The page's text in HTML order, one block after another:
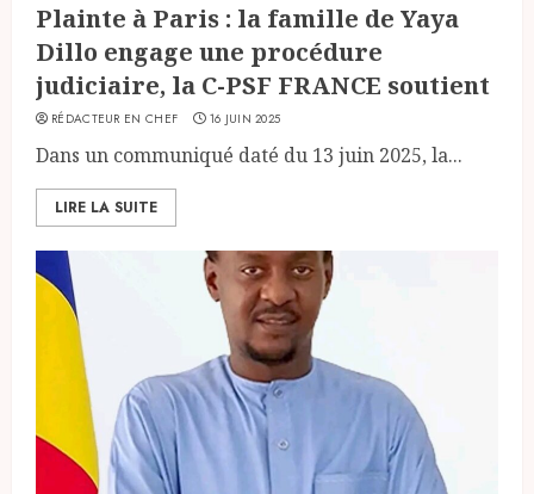
Plainte à Paris : la famille de Yaya
Dillo engage une procédure
judiciaire, la C-PSF FRANCE soutient
RÉDACTEUR EN CHEF 16 JUIN 2025
Dans un communiqué daté du 13 juin 2025, la...
LIRE LA SUITE